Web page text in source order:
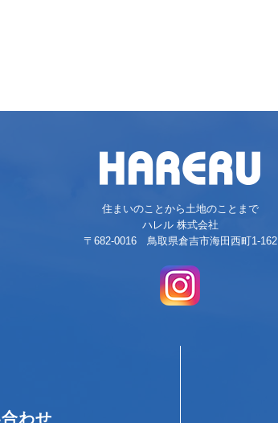
住まいのことから土地のことまで
ハレル 株式会社
〒682-0016 鳥取県倉吉市海田西町1-162
わせ